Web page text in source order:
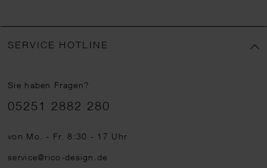
SERVICE HOTLINE
Sie haben Fragen?
Telefonnummer
05251 2882 280
von Mo. - Fr. 8:30 - 17 Uhr
service@rico-design.de